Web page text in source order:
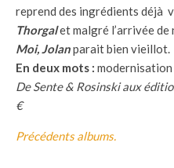
reprend des ingrédients déjà
Thorgalet malgré l’arrivée
Moi, Jolanparait bien vieillot.
En deux mots :
De Sente & Rosinski aux
€
Précédents albums.